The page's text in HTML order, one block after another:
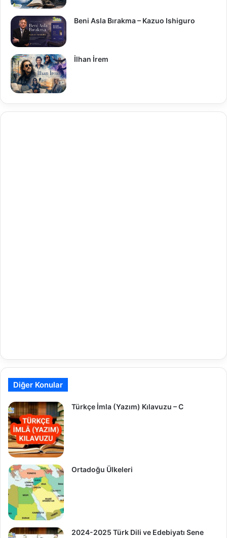
Beni Asla Bırakma – Kazuo Ishiguro
İlhan İrem
Diğer Konular
Türkçe İmla (Yazım) Kılavuzu – C
Ortadoğu Ülkeleri
2024-2025 Türk Dili ve Edebiyatı Sene